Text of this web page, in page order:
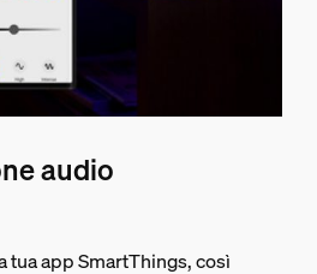
audio
tua app SmartThings, così